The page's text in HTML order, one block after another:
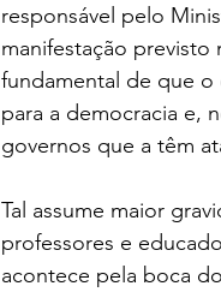
responsável pelo
manifestação previsto
fundamental de que
para a democracia e,
governos que a têm
Tal assume maior
professores e
acontece pela boca